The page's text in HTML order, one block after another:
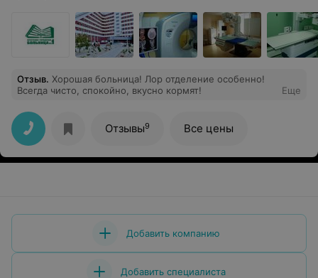
Отзыв. Хорошая больница! Лор отделение особенно!
Всегда чисто, спокойно, вкусно кормят!
Еще
Отзывы9 Все цены
Добавить компанию
Добавить специалиста